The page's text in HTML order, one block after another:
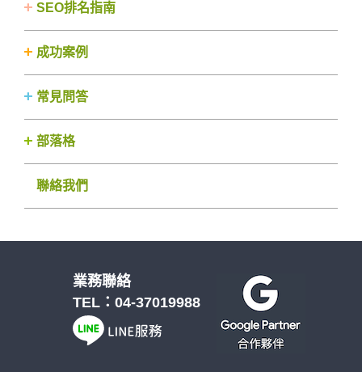
SEO排名指南
成功案例
常見問答
部落格
聯絡我們
業務聯絡
TEL： 04-37019988